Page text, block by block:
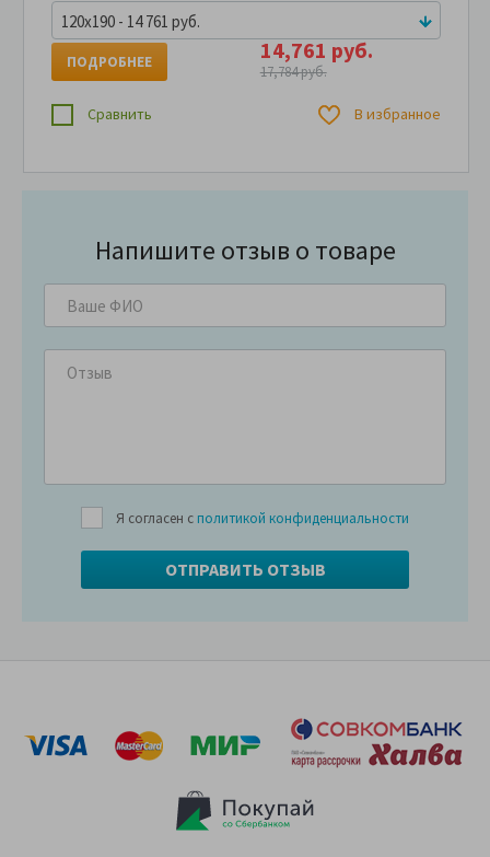
120x190 - 14 761 руб.
14,761 руб.
17,784 руб.
ПОДРОБНЕЕ
Сравнить В избранное
Напишите отзыв о товаре
Я согласен с политикой конфиденциальности